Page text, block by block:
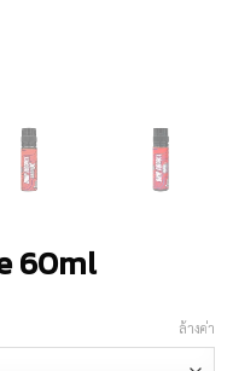
60ml
ล้างค่า